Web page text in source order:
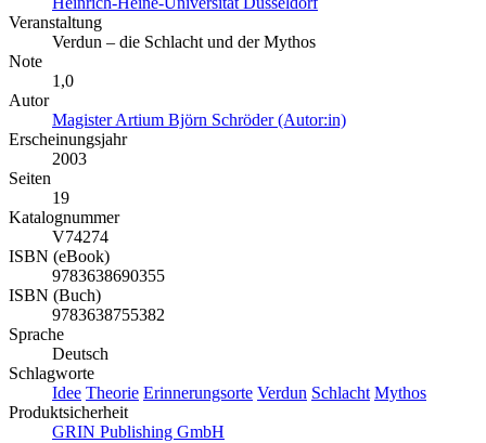
Veranstaltung
Verdun – die Schlacht und der Mythos
Note
1,0
Autor
Magister Artium Björn Schröder (Autor:in)
Erscheinungsjahr
2003
Seiten
19
Katalognummer
V74274
ISBN (eBook)
9783638690355
ISBN (Buch)
9783638755382
Sprache
Deutsch
Schlagworte
Idee Theorie Erinnerungsorte Verdun Schlacht Mythos
Produktsicherheit
GRIN Publishing GmbH